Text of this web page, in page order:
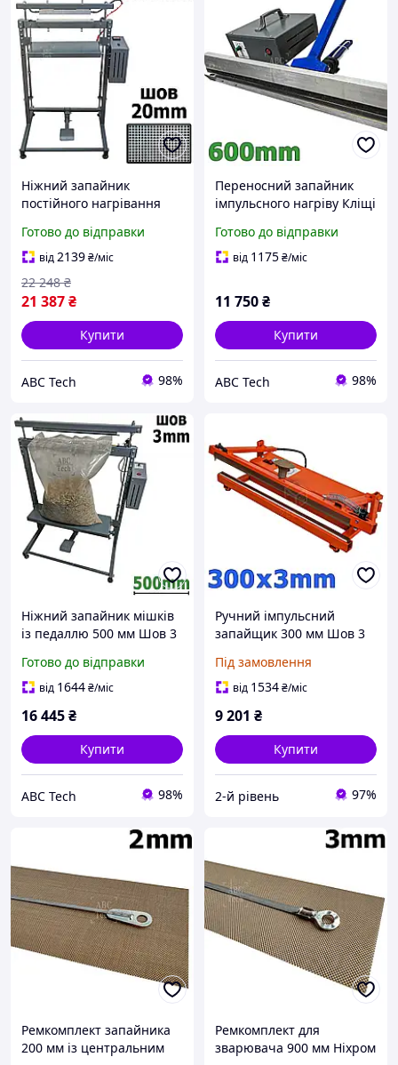
Ніжний запайник
постійного нагрівання
павутинка 20 мм
Напальний запайник шов
сіточкою ABC Tech
Готово до відправки
від2139₴/міс
21 387₴
22 248 ₴
Купити
ABC Tech 98%
Переносний запайник
імпульсного нагріву Кліщі
пайщик мішків ABC Tech
Готово до відправки
від 1175₴/міс
11 750₴
Купити
ABC Tech 98%
Ніжний запайник мішків
із педаллю 500 мм Шов 3
імпульсний запайник
Спайник великих пакетів
Готово до відправки
від 1644₴/міс
16 445₴
Купити
ABC Tech 98%
Ручний імпульсний
запайщик 300 мм Шов 3
плівок ручний ЗАП-6
Запайник під плівку
Під замовлення
від 1534₴/міс
9 201 ₴
Купити
2-й рівень 97%
Ремкомплект запайника
200 мм із центральним
Ремкомплект для
зварювача 900 мм Ніхром